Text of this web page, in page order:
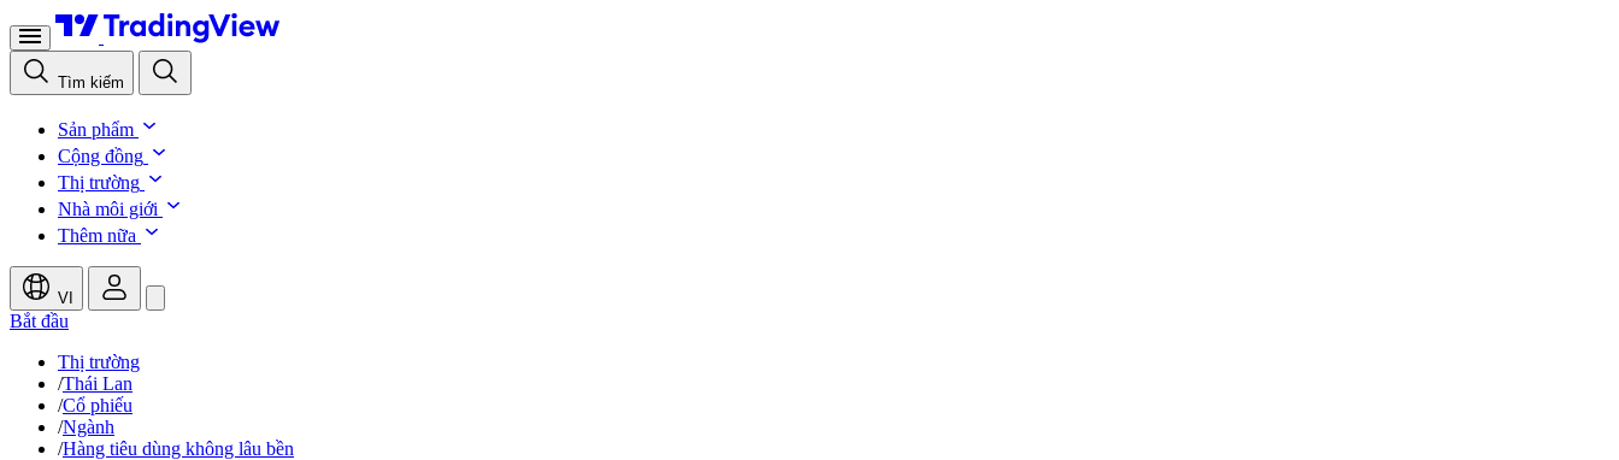
Tìm kiếm
Sản phẩm
Cộng đồng
Thị trường
Nhà môi giới
Thêm nữa
VI
Bắt đầu
Thị trường
/Thái Lan
/Cổ phiếu
/Ngành
/Hàng tiêu dùng không lâu bền